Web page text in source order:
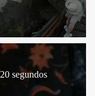
segundos